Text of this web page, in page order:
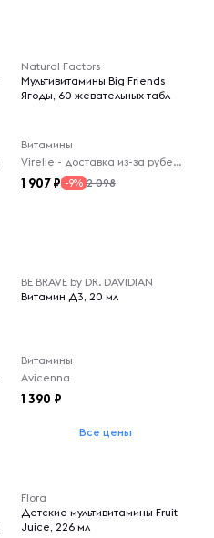
Natural Factors
Мультивитамины Big Friends
Ягоды, 60 жевательных табл
Витамины
Virelle - доставка из-за рубежа
1 907 -9% 2 098
BE BRAVE by DR. DAVIDIAN
Витамин Д3, 20 мл
Витамины
Avicenna
1 390
Все цены
Flora
Детские мультивитамины Fruit
Juice, 226 мл